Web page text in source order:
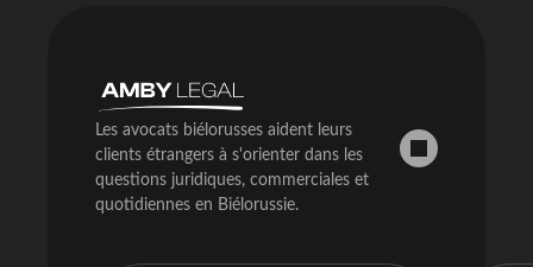
Les avocats biélorusses aident leurs
clients étrangers à s'orienter dans les
questions juridiques, commerciales et
quotidiennes en Biélorussie.